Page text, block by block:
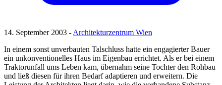
14. September 2003 -Architekturzentrum Wien
In einem sonst unverbauten Talschluss hatte ein engagierter Bauer
ein unkonventionelles Haus im Eigenbau errichtet. Als er bei einem
Traktorunfall ums Leben kam, übernahm seine Tochter den Rohbau
und ließ diesen für ihren Bedarf adaptieren und erweitern. Die